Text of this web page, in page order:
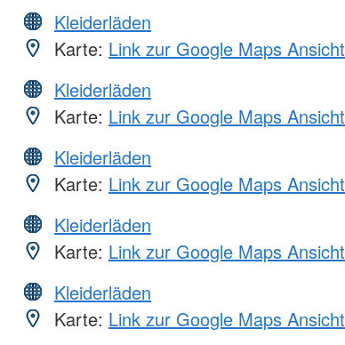
Kleiderläden
Karte: Link zur Google Maps Ansicht
Kleiderläden
Karte: Link zur Google Maps Ansicht
Kleiderläden
Karte: Link zur Google Maps Ansicht
Kleiderläden
Karte: Link zur Google Maps Ansicht
Kleiderläden
Karte: Link zur Google Maps Ansicht